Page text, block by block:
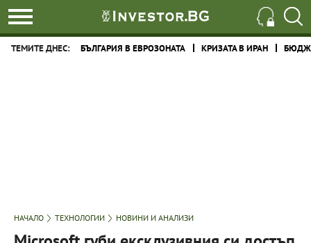
ТЕМИТЕ ДНЕС: БЪЛГАРИЯ В ЕВРОЗОНАТА КРИЗАТА В ИРАН
НАЧАЛО ТЕХНОЛОГИИ НОВИНИ И АНАЛИЗИ